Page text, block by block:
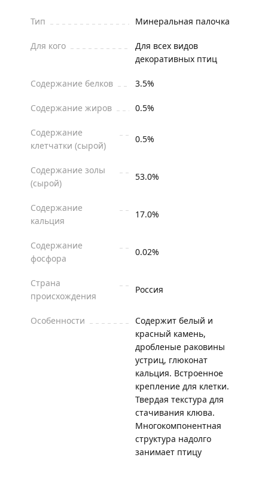
Тип Минеральная палочка
Для кого
Для всех видов
декоративных птиц
Содержание белков 3.5%
Содержание жиров 0.5%
Содержание
клетчатки (сырой)
0.5%
Содержание золы
(сырой)
53.0%
Содержание
кальция
17.0%
Содержание
фосфора
0.02%
Страна
происхождения
Россия
Особенности
Содержит белый и
красный камень,
дробленые раковины
устриц, глюконат
кальция. Встроенное
крепление для клетки.
Твердая текстура для
стачивания клюва.
Многокомпонентная
структура надолго
занимает птицу